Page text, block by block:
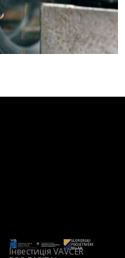
Інвестиція VAVČER